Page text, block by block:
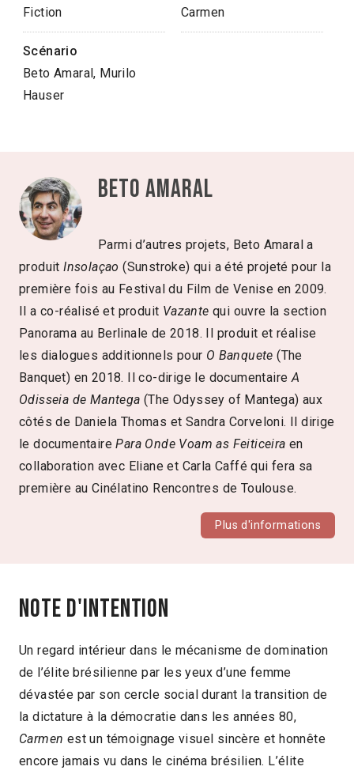
Fiction
Carmen
Scénario
Beto Amaral, Murilo
Hauser
Beto Amaral
Parmi d’autres projets, Beto Amaral a
produitInsolaçao (Sunstroke) qui a été projeté pour la
première fois au Festival du Film de Venise en 2009.
Il a co-réalisé et produit Vazantequi ouvre la section
Panorama au Berlinale de 2018. Il produit et réalise
les dialogues additionnels pour O Banquete (The
Banquet) en 2018. Il co-dirige le documentaire A
Odisseia de Mantega (The Odyssey of Mantega) aux
côtés de Daniela Thomas et Sandra Corveloni. Il dirige
le documentairePara Onde Voam as Feiticeira en
collaboration avec Eliane et Carla Caffé qui fera sa
première au Cinélatino Rencontres de Toulouse.
Plus d'informations
Note d'intention
Un regard intérieur dans le mécanisme de domination
de l’élite brésilienne par les yeux d’une femme
dévastée par son cercle social durant la transition de
la dictature à la démocratie dans les années 80,
Carmen est un témoignage visuel sincère et honnête
encore jamais vu dans le cinéma brésilien. L’élite